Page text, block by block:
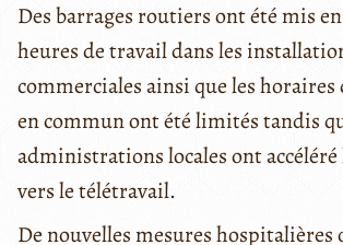
Des barrages routiers ont été mis
heures de travail dans les
commerciales ainsi que les
en commun ont été limités tandis
administrations locales ont
vers le télétravail.
De nouvelles mesures hospitalières